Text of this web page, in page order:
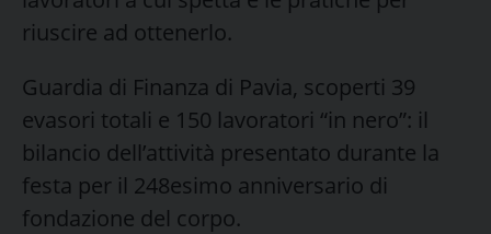
riuscire ad ottenerlo.
Guardia di Finanza di Pavia, scoperti 39
evasori totali e 150 lavoratori “in nero”: il
bilancio dell’attività presentato durante la
festa per il 248esimo anniversario di
fondazione del corpo.